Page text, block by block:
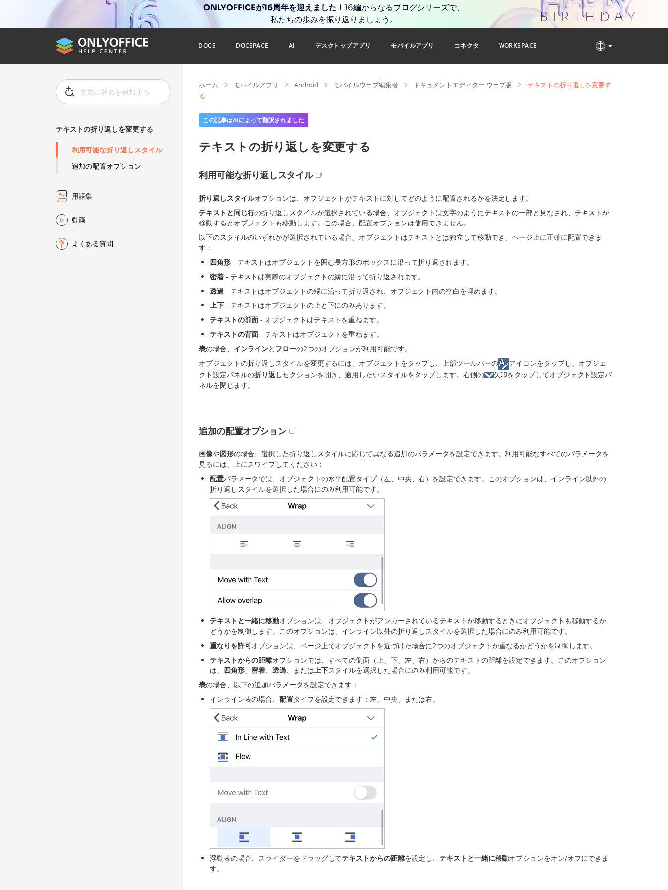
ONLYOFFICEが16周年を迎えました！ 16編からなるブログシリーズで、
私たちの歩みを振り返りましょう。
DOCS DOCSPACE AI デスクトップアプリ モバイルアプリ コネクタ WORKSPACE
テキストの折り返しを変更する
利用可能な折り返しスタイル
追加の配置オプション
用語集
動画
よくある質問
ホーム モバイルアプリ Android モバイルウェブ編集者 ドキュメントエディター ウェブ版
テキストの折り返しを変更す
る
この記事はAIによって翻訳されました
テキストの折り返しを変更する
利用可能な折り返しスタイル
折り返しスタイルオプションは、オブジェクトがテキストに対してどのように配置されるかを決定します。
テキストと同じ行の折り返しスタイルが選択されている場合、オブジェクトは文字のようにテキストの一部と見なされ、テキストが
移動するとオブジェクトも移動します。この場合、配置オプションは使用できません。
以下のスタイルのいずれかが選択されている場合、オブジェクトはテキストとは独立して移動でき、ページ上に正確に配置できま
す：
四角形 - テキストはオブジェクトを囲む長方形のボックスに沿って折り返されます。
密着 - テキストは実際のオブジェクトの縁に沿って折り返されます。
透過 - テキストはオブジェクトの縁に沿って折り返され、オブジェクト内の空白を埋めます。
上下 - テキストはオブジェクトの上と下にのみあります。
テキストの前面 - オブジェクトはテキストを重ねます。
テキストの背面 - テキストはオブジェクトを重ねます。
表の場合、 インラインと フローの2つのオプションが利用可能です。
オブジェクトの折り返しスタイルを変更するには、オブジェクトをタップし、上部ツールバーの
アイコンをタップし、オブジェ
クト設定パネルの折り返しセクションを開き、適用したいスタイルをタップします。右側の
矢印をタップしてオブジェクト設定パ
ネルを閉じます。
追加の配置オプション
画像や図形の場合、選択した折り返しスタイルに応じて異なる追加のパラメータを設定できます。利用可能なすべてのパラメータを
見るには、上にスワイプしてください：
配置パラメータでは、オブジェクトの水平配置タイプ（左、中央、右）を設定できます。このオプションは、インライン以外の
折り返しスタイルを選択した場合にのみ利用可能です。
テキストと一緒に移動オプションは、オブジェクトがアンカーされているテキストが移動するときにオブジェクトも移動するか
どうかを制御します。このオプションは、インライン以外の折り返しスタイルを選択した場合にのみ利用可能です。
重なりを許可オプションは、ページ上でオブジェクトを近づけた場合に2つのオブジェクトが重なるかどうかを制御します。
テキストからの距離オプションでは、すべての側面（上、下、左、右）からのテキストの距離を設定できます。このオプション
は、 四角形 密着 透過 、または 上下スタイルを選択した場合にのみ利用可能です。
表の場合、以下の追加パラメータを設定できます：
インライン表の場合、 配置タイプを設定できます：左、中央、または右。
浮動表の場合、スライダーをドラッグしてテキストからの距離を設定し、 テキストと一緒に移動オプションをオン/オフにできま
す。